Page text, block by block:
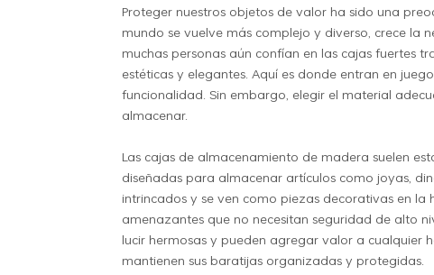
Proteger nuestros objetos de valor ha sido una
mundo se vuelve más complejo y diverso, crece la
muchas personas aún confían en las cajas fuertes
estéticas y elegantes. Aquí es donde entran en
funcionalidad. Sin embargo, elegir el material
almacenar.
Las cajas de almacenamiento de madera suelen
diseñadas para almacenar artículos como joyas,
intrincados y se ven como piezas decorativas en
amenazantes que no necesitan seguridad de alto
lucir hermosas y pueden agregar valor a
mantienen sus baratijas organizadas y protegidas.